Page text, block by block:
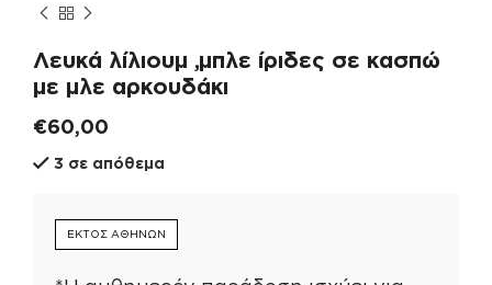
Λευκά λίλιουμ ,μπλε ίριδες σε κασπώ
με μλε αρκουδάκι
€60,00
3 σε απόθεμα
ΕΚΤΟΣ ΑΘΗΝΩΝ